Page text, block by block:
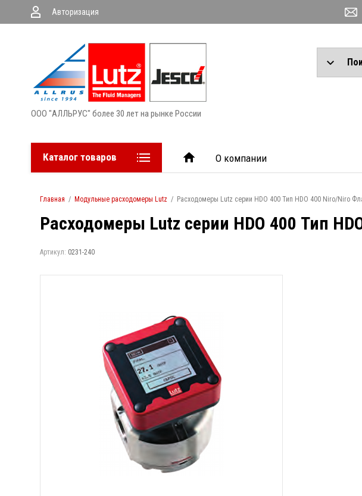
Авторизация
ООО "АЛЛЬРУС" более 30 лет на рынке России
Каталог товаров О компании
Главная / Модульные расходомеры Lutz / Расходомеры Lutz серии HDO 400 Тип HDO 400 Niro/Niro
Расходомеры Lutz серии HDO 400 Тип
Артикул: 0231-240